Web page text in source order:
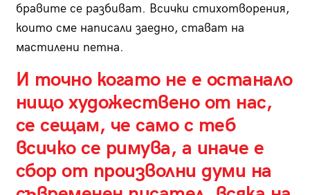
бравите се разбиват. Всички стихотворения,
които сме написали заедно, стават на
мастилени петна.
И точно когато не е останало
нищо художествено от нас,
се сещам, че само с теб
всичко се римува, а иначе е
сбор от произволни думи на